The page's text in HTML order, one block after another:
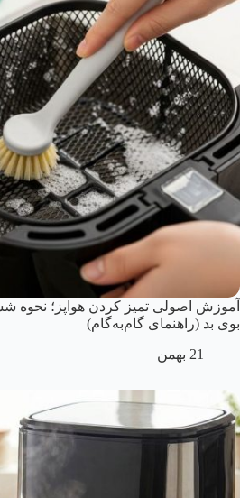
آموزش اصولی تمیز کردن هواپز؛ نحوه
بوی بد (راهنمای گام‌به‌گام)
21 بهمن